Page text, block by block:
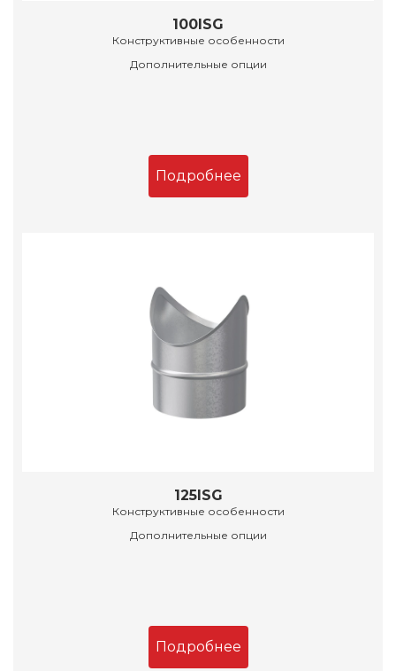
100ISG
Конструктивные особенности
Дополнительные опции
Подробнее
125ISG
Конструктивные особенности
Дополнительные опции
Подробнее